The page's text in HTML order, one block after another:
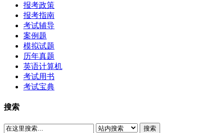
报考政策
报考指南
考试辅导
案例题
模拟试题
历年真题
英语计算机
考试用书
考试宝典
搜索
搜索